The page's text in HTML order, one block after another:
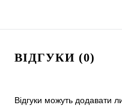
ВІДГУКИ (0)
Відгуки можуть додавати